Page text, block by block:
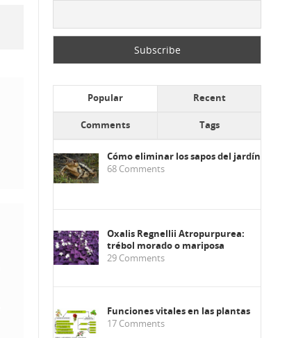
Popular Recent
Comments Tags
Cómo eliminar los sapos del jardín
68 Comments
Oxalis Regnellii Atropurpurea:
trébol morado o mariposa
29 Comments
Funciones vitales en las plantas
17 Comments